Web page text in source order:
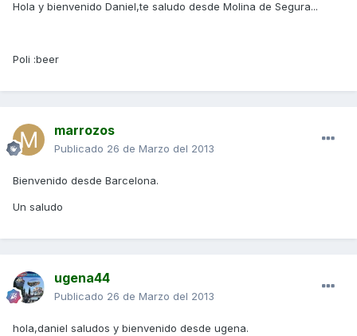
Hola y bienvenido Daniel,te saludo desde Molina de Segura...
Poli :beer
marrozos
Publicado 26 de Marzo del 2013
Bienvenido desde Barcelona.
Un saludo
ugena44
Publicado 26 de Marzo del 2013
hola,daniel saludos y bienvenido desde ugena.